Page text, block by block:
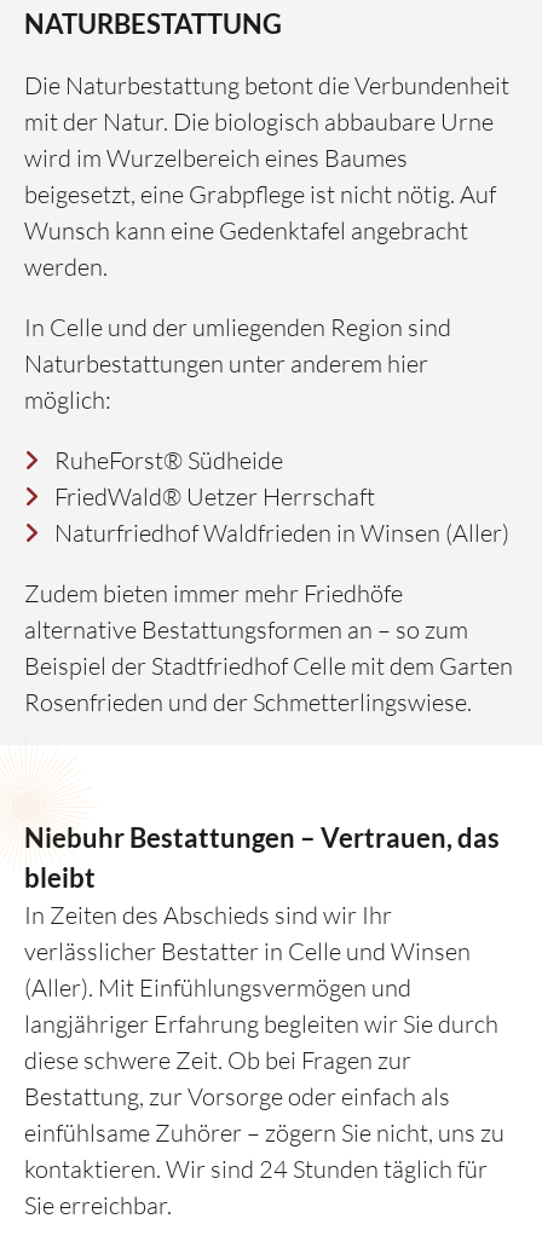
NATURBESTATTUNG
Die Naturbestattung betont die Verbundenheit
mit der Natur. Die biologisch abbaubare Urne
wird im Wurzelbereich eines Baumes
beigesetzt, eine Grabpflege ist nicht nötig. Auf
Wunsch kann eine Gedenktafel angebracht
werden.
In Celle und der umliegenden Region sind
Naturbestattungen unter anderem hier
möglich:
RuheForst® Südheide
FriedWald® Uetzer Herrschaft
Naturfriedhof Waldfrieden in Winsen (Aller)
Zudem bieten immer mehr Friedhöfe
alternative Bestattungsformen an – so zum
Beispiel der Stadtfriedhof Celle mit dem Garten
Rosenfrieden und der Schmetterlingswiese.
Niebuhr Bestattungen – Vertrauen, das
bleibt
In Zeiten des Abschieds sind wir Ihr
verlässlicher Bestatter in Celle und Winsen
(Aller). Mit Einfühlungsvermögen und
langjähriger Erfahrung begleiten wir Sie durch
diese schwere Zeit. Ob bei Fragen zur
Bestattung, zur Vorsorge oder einfach als
einfühlsame Zuhörer – zögern Sie nicht, uns zu
kontaktieren. Wir sind 24 Stunden täglich für
Sie erreichbar.